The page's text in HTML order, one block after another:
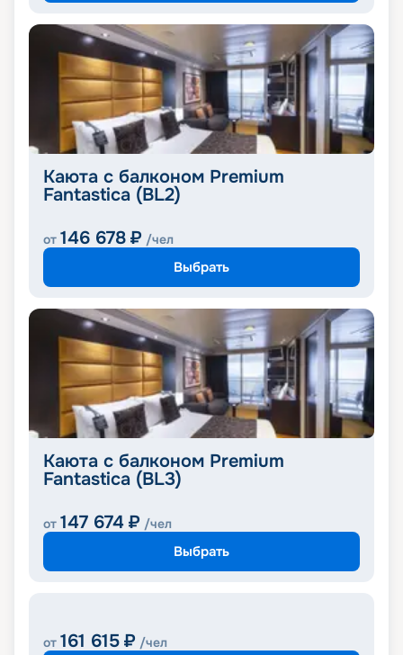
Каюта с балконом Premium
Fantastica (BL2)
от 146 678 ₽ /чел
Выбрать
Каюта с балконом Premium
Fantastica (BL3)
от 147 674 ₽ /чел
Выбрать
от 161 615 ₽ /чел